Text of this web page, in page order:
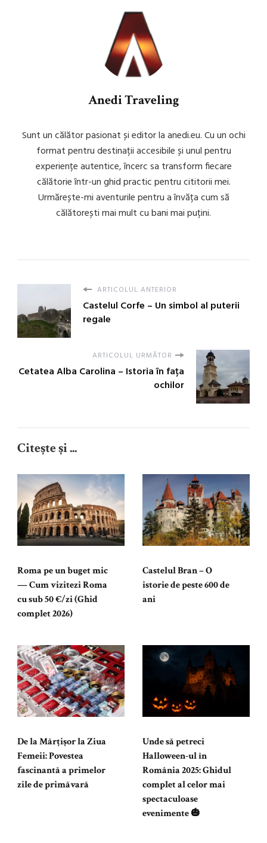
Anedi Traveling
Sunt un călător pasionat și editor la anedi.eu. Cu un ochi
format pentru destinații accesibile și unul pentru
experiențe autentice, încerc sa transform fiecare
călătorie într-un ghid practic pentru cititorii mei.
Urmărește-mi aventurile pentru a învăța cum să
călătorești mai mult cu bani mai puțini.
ARTICOLUL ANTERIOR
Castelul Corfe – Un simbol al puterii
regale
ARTICOLUL URMĂTOR
Cetatea Alba Carolina – Istoria în fața
ochilor
Citește și ...
Roma pe un buget mic
— Cum vizitezi Roma
cu sub 50 €/zi (Ghid
complet 2026)
Castelul Bran – O
istorie de peste 600 de
ani
De la Mărțișor la Ziua
Femeii: Povestea
fascinantă a primelor
zile de primăvară
Unde să petreci
Halloween-ul în
România 2025: Ghidul
complet al celor mai
spectaculoase
evenimente 🎃